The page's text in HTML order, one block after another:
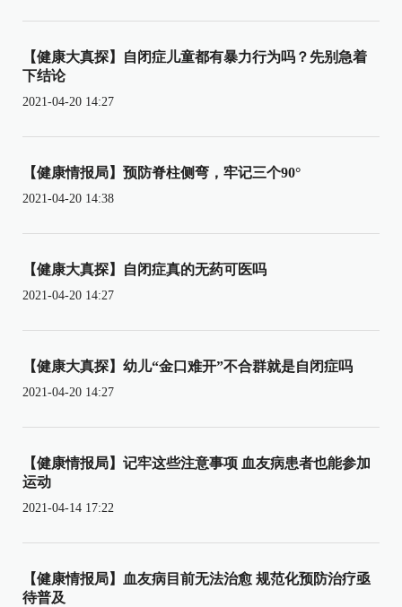
【健康大真探】自闭症儿童都有暴力行为吗？先别急着
下结论
2021-04-20 14:27
【健康情报局】预防脊柱侧弯，牢记三个90°
2021-04-20 14:38
【健康大真探】自闭症真的无药可医吗
2021-04-20 14:27
【健康大真探】幼儿“金口难开”不合群就是自闭症吗
2021-04-20 14:27
【健康情报局】记牢这些注意事项 血友病患者也能参加
运动
2021-04-14 17:22
【健康情报局】血友病目前无法治愈 规范化预防治疗亟
待普及